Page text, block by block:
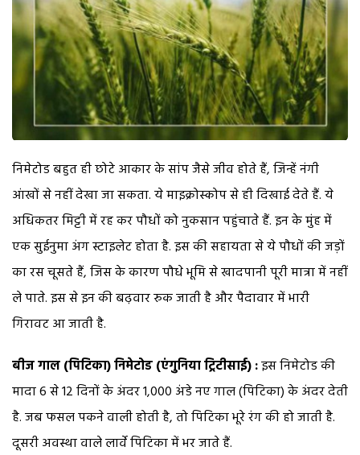
निमेटोड बहुत ही छोटे आकार के सांप जैसे जीव होते हैं, जिन्हें नंगी
आंखों से नहीं देखा जा सकता. ये माइक्रोस्कोप से ही दिखाई देते हैं. ये
अधिकतर मिट्टी में रह कर पौधों को नुकसान पहुंचाते हैं. इन के मुंह में
एक सुईनुमा अंग स्टाइलेट होता है. इस की सहायता से ये पौधों की जड़ों
का रस चूसते हैं, जिस के कारण पौधे भूमि से खादपानी पूरी मात्रा में नहीं
ले पाते. इस से इन की बढ़वार रुक जाती है और पैदावार में भारी
गिरावट आ जाती है.
बीज गाल (पिटिका) निमेटोड (एंगुनिया ट्रिटीसाई) :इस निमेटोड की
मादा 6 से 12 दिनों के अंदर 1,000 अंडे नए गाल (पिटिका) के अंदर देती
है. जब फसल पकने वाली होती है, तो पिटिका भूरे रंग की हो जाती है.
दूसरी अवस्था वाले लार्वे पिटिका में भर जाते हैं.